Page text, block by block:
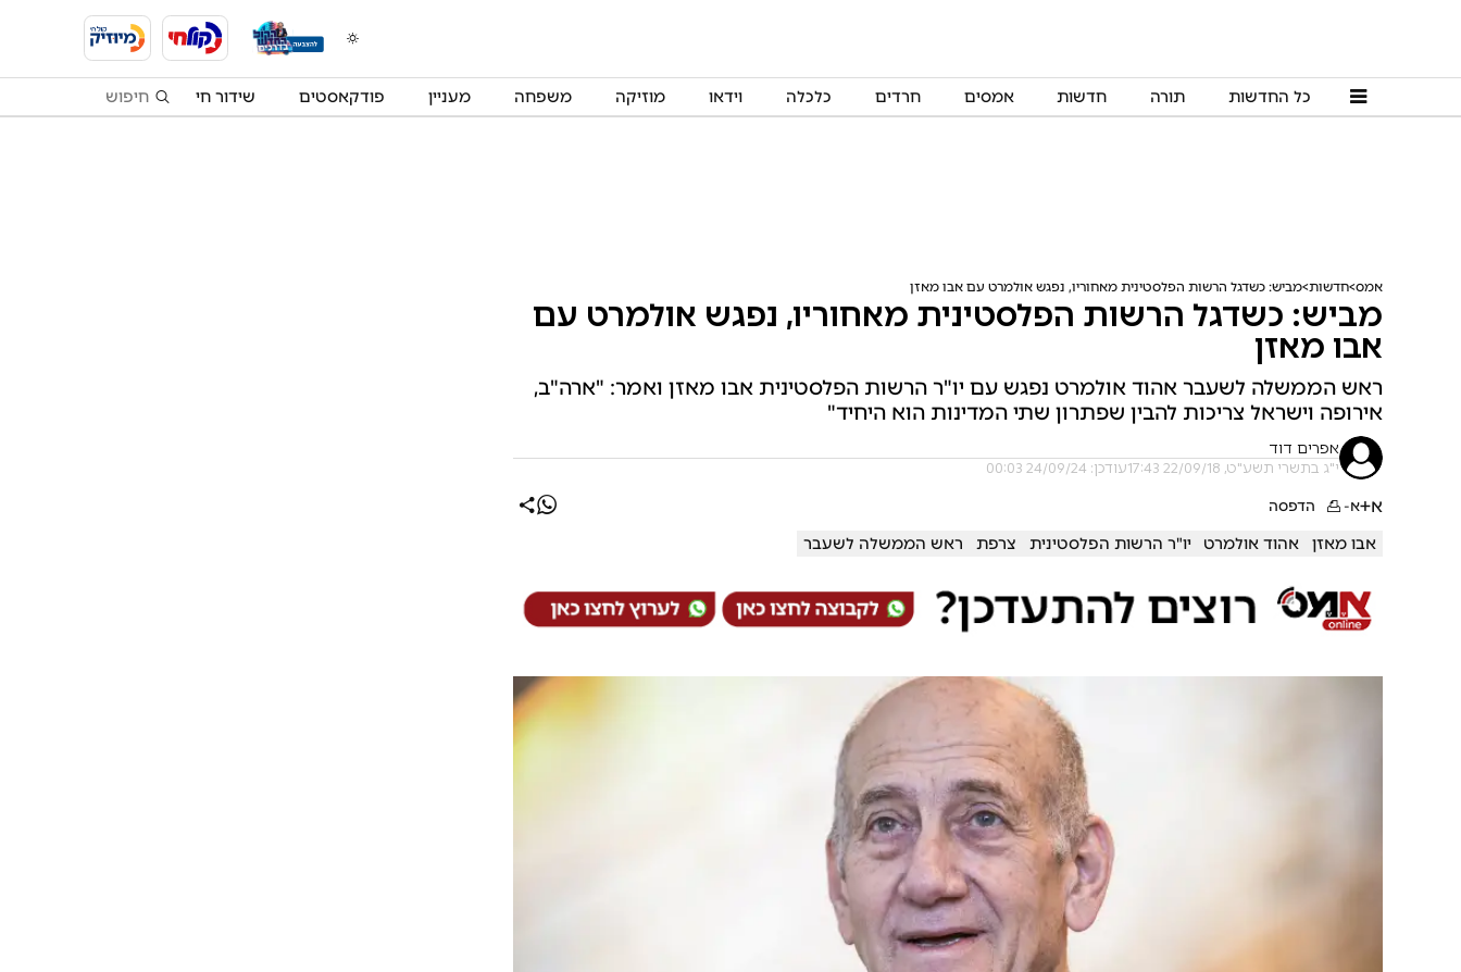
כל החדשות תורה חדשות אמסים חרדים כלכלה וידאו מוזיקה משפחה מעניין פודקאסטים שידור חי
אמס חדשות מביש: כשדגל הרשות הפלסטינית מאחוריו, נפגש אולמרט עם אבו מאזן
מביש: כשדגל הרשות הפלסטינית מאחוריו, נפגש אולמרט עם
אבו מאזן
ראש הממשלה לשעבר אהוד אולמרט נפגש עם יו"ר הרשות הפלסטינית אבו מאזן ואמר: "ארה"ב,
אירופה וישראל צריכות להבין שפתרון שתי המדינות הוא היחיד"
אפרים דוד
י"ג בתשרי תשע"ט, 22/09/18 17:43 עודכן: 24/09/24 00:03
א+א- הדפסה
אבו מאזן אהוד אולמרט יו"ר הרשות הפלסטינית צרפת ראש הממשלה לשעבר